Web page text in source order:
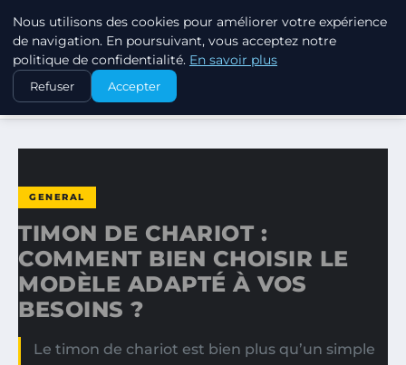
MARKETING STRATEGIQUE
ACCUEIL
GENERAL
TIMON DE CHARIOT : COMMENT BIEN CHOISIR LE MODÈLE…
GENERAL
TIMON DE CHARIOT :
COMMENT BIEN CHOISIR LE
MODÈLE ADAPTÉ À VOS
BESOINS ?
Le timon de chariot est bien plus qu’un simple
Nous utilisons des cookies pour améliorer votre expérience
de navigation. En poursuivant, vous acceptez notre
politique de confidentialité. En savoir plus
Refuser Accepter